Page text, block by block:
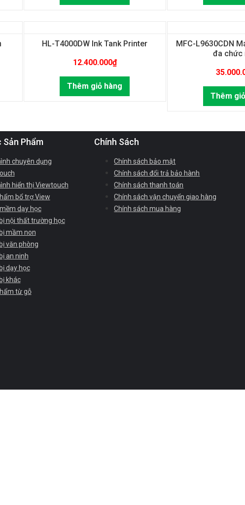
HL-T4000DW Ink Tank Printer
12.400.000₫
Thêm giỏ hàng
MFC-L9630CDN
đa chức
Thêm
Sản Phẩm
chuyên dụng
hiển thị Viewtouch
bổ trợ View
dạy học
nội thất trường học
mầm non
văn phòng
an ninh
dạy học
khác
từ gỗ
Chính Sách
Chính sách bảo mật
Chính sách đổi trả bảo hành
Chính sách thanh toán
Chính sách vận chuyển giao hàng
Chính sách mua hàng